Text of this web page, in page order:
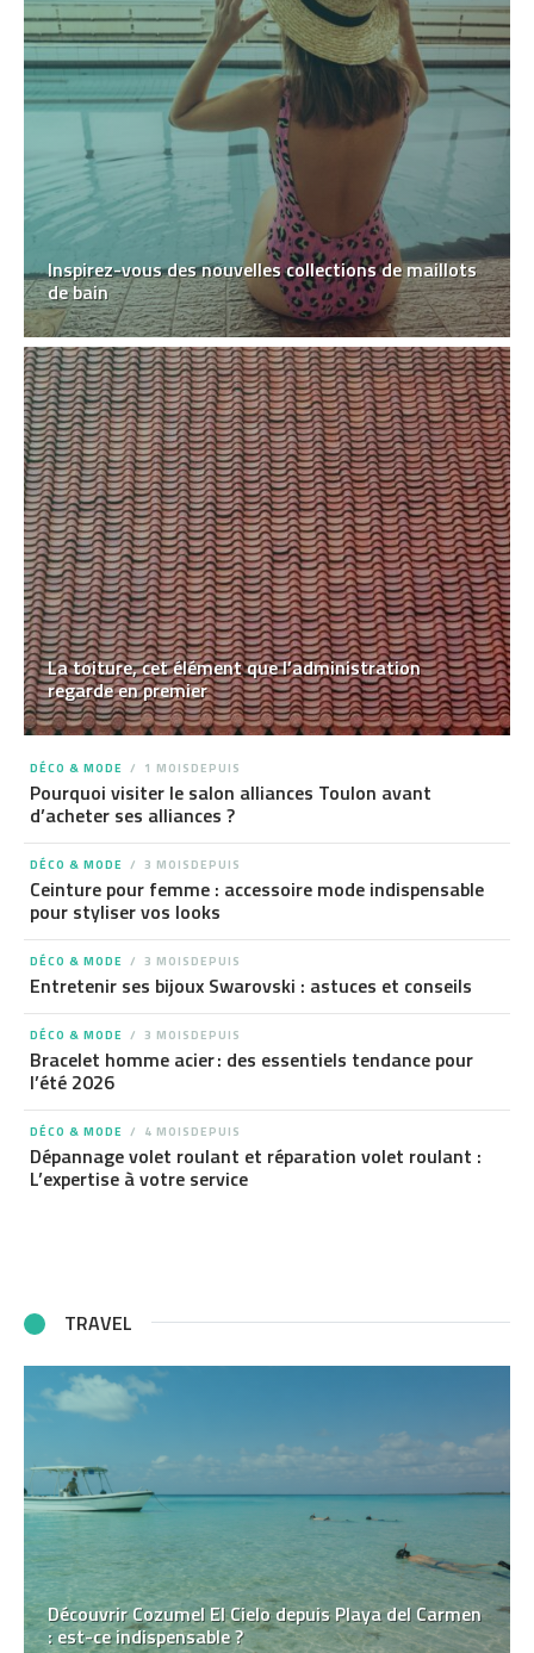
Inspirez-vous des nouvelles collections de maillots
de bain
La toiture, cet élément que l’administration
regarde en premier
DÉCO & MODE 1 MOISDEPUIS
Pourquoi visiter le salon alliances Toulon avant
d’acheter ses alliances ?
DÉCO & MODE 3 MOISDEPUIS
Ceinture pour femme : accessoire mode indispensable
pour styliser vos looks
DÉCO & MODE 3 MOISDEPUIS
Entretenir ses bijoux Swarovski : astuces et conseils
DÉCO & MODE 3 MOISDEPUIS
Bracelet homme acier : des essentiels tendance pour
l’été 2026
DÉCO & MODE 4 MOISDEPUIS
Dépannage volet roulant et réparation volet roulant :
L’expertise à votre service
TRAVEL
Découvrir Cozumel El Cielo depuis Playa del Carmen
: est-ce indispensable ?